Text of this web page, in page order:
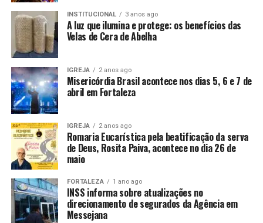
INSTITUCIONAL 3 anos ago
A luz que ilumina e protege: os benefícios das
Velas de Cera de Abelha
IGREJA 2 anos ago
Misericórdia Brasil acontece nos dias 5, 6 e 7 de
abril em Fortaleza
IGREJA 2 anos ago
Romaria Eucarística pela beatificação da serva
de Deus, Rosita Paiva, acontece no dia 26 de
maio
FORTALEZA 1 ano ago
INSS informa sobre atualizações no
direcionamento de segurados da Agência em
Messejana